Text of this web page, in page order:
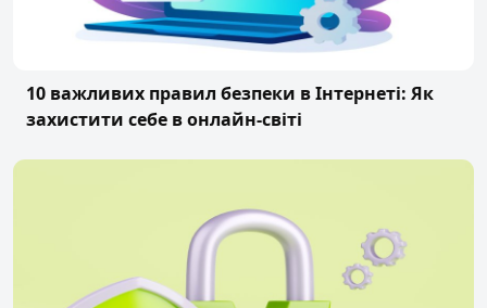
10 важливих правил безпеки в Інтернеті: Як
захистити себе в онлайн-світі